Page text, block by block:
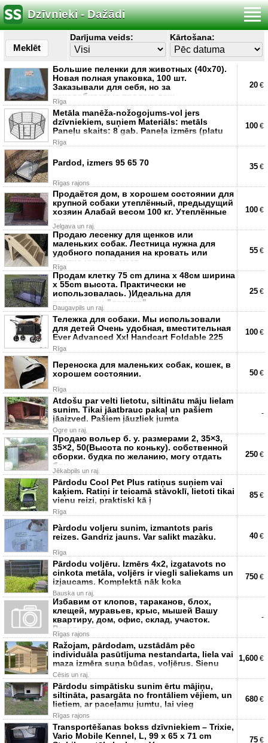
Dzīvnieki - Dažādi
Meklēt
Darījuma veids: Kārtošana:
Большие пеленки для животных (40х70).
Новая полная упаковка, 100 шт.
Заказывали для себя, но за
ненадобностью продаю деш
Rīga
20 €
Metāla manēža-nožogojums-vol jers
dzīvniekiem, suņiem Materiāls: metāls
Paneļu skaits: 8 gab. Paneļa izmērs (platu
Rīga
100 €
Pardod, izmers 95 65 70
Rīgas rajons
35 €
Продаётся дом, в хорошем состоянии для
крупной собаки утеплённый, предыдущий
хозяин Алабай весом 100 кг. Утеплённые
стен
Jelgava un raj.
100 €
Продаю лесенку для щенков или
маленьких собак. Лестница нужна для
удобного попадания на кровать или
другие нужные мест
Rīga
55 €
Продам клетку 75 cm длина x 48см ширина
x 55cm высота. Практически не
использовалась. )Идеальна для
перевозки и "домика"
Daugavpils un raj.
25 €
Тележка для собаки. Мы использовали
для детей Очень удобная, вместительная
Ever Advanced Xxl Handcart Foldable 225
Rīga
100 €
Переноска для маленьких собак, кошек, в
хорошем состоянии.
Rīga
50 €
Atdošu par velti lietotu, siltinātu māju lielam
sunim. Tikai jāatbrauc pakaļ un pašiem
jāaizved. Pašiem jāuzliek jumta
Ogre un raj.
-
Продаю вольер б. у. размерами 2, 35×3,
35×2, 50(Высота по коньку). собственной
сборки. будка по желанию, могу отдать
бон
Jēkabpils un raj.
250 €
Pārdodu Cool Pet Plus ratiņus suņiem vai
kaķiem. Ratiņi ir teicamā stāvoklī, lietoti tikai
vienu reizi, praktiski kā j
Rīga
85 €
Pàrdodu voljeru sunim, izmantots paris
reizes. Gandriz jauns. Var salikt mazàku.
Rīga
40 €
Pārdodu voljēru. Izmērs 4x2, izgatavots no
cinkota metāla, voljērs ir viegli saliekams un
izjaucams. Komplektā nāk koka
Bauska un raj.
750 €
Избавим от клопов, тараканов, блох,
клещей, муравьев, крыс, мышей Вашу
квартиру, дом, офис, склад, участок.
Результат -
Rīgas rajons
-
Ražojam, pārdodam, uzstādām pēc
individuāla pasūtījuma nestandarta, liela vai
maza izmēra suņa būdas, voljērus. Sienu
Cēsis un raj.
1,600 €
Pārdodu simpātisku sunim ērtu mājiņu,
siltināta, pasargāta no frontāliem vējiem, un
lietiem, ar paceļamu jumtu, lai vieg
Rīgas rajons
680 €
Transportēšanas bokss dzīvniekiem – Trixie,
Vario Mobile Kennel, L, 99 x 65 x 71 cm
75 €